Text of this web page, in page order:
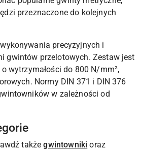
przeznaczone do kolejnych
precyzyjnych i
gwintów przelotowych. Zestaw jest
wytrzymałości do 800 N/mm²,
Normy DIN 371 i DIN 376
w zależności od
takżegwintowniki oraz